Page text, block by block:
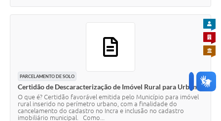
PARCELAMENTO DE SOLO
Certidão de Descaracterização de Imóvel Rural para Urbano
O que é? Certidão favorável emitida pelo Município para imóvel
rural inserido no perímetro urbano, com a finalidade do
cancelamento do cadastro no Incra e inclusão no cadastro
imobiliário municipal. Como...
PARA
PARA